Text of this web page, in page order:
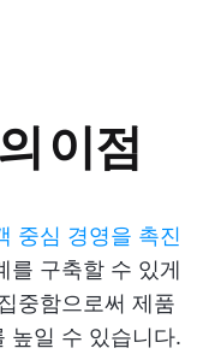
이점
중심 경영을 촉진
를 구축할 수 있게
중함으로써 제품
높일 수 있습니다.